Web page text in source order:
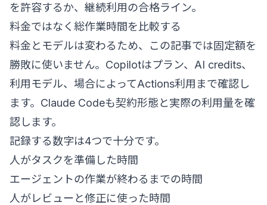
を許容するか、継続利用の合格ライン。
料金ではなく総作業時間を比較する
料金とモデルは変わるため、この記事では固定額を
勝敗に使いません。Copilotはプラン、AI credits、
利用モデル、場合によってActions利用まで確認し
ます。Claude Codeも契約形態と実際の利用量を確
認します。
記録する数字は4つで十分です。
人がタスクを準備した時間
エージェントの作業が終わるまでの時間
人がレビューと修正に使った時間